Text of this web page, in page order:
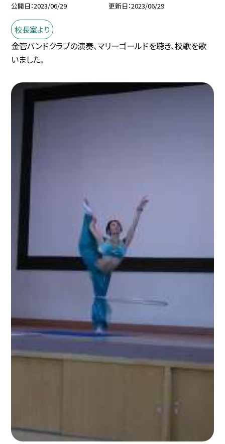
公開日 2023/06/29 更新日 2023/06/29
校長室より
金管バンドクラブの演奏、マリーゴールドを聴き、校歌を歌
いました。